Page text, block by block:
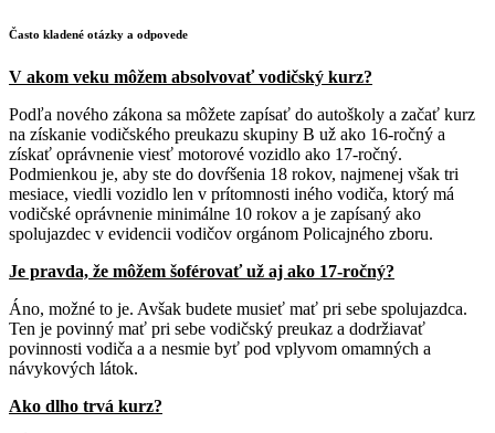
Často kladené otázky a odpovede
V akom veku môžem absolvovať vodičský kurz?
Podľa nového zákona sa môžete zapísať do autoškoly a začať kurz
na získanie vodičského preukazu skupiny B už ako 16-ročný a
získať oprávnenie viesť motorové vozidlo ako 17-ročný.
Podmienkou je, aby ste do dovŕšenia 18 rokov, najmenej však tri
mesiace, viedli vozidlo len v prítomnosti iného vodiča, ktorý má
vodičské oprávnenie minimálne 10 rokov a je zapísaný ako
spolujazdec v evidencii vodičov orgánom Policajného zboru.
Je pravda, že môžem šoférovať už aj ako 17-ročný?
Áno, možné to je. Avšak budete musieť mať pri sebe spolujazdca.
Ten je povinný mať pri sebe vodičský preukaz a dodržiavať
povinnosti vodiča a a nesmie byť pod vplyvom omamných a
návykových látok.
Ako dlho trvá kurz?